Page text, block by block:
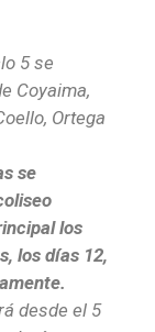
5 se
Coyaima,
Ortega
se
los
los días 12,
desde el 5